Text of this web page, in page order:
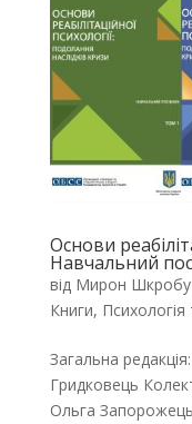
Основи
Навчальний
від Мирон
Книги,
Загальна
Гридковець
Ольга